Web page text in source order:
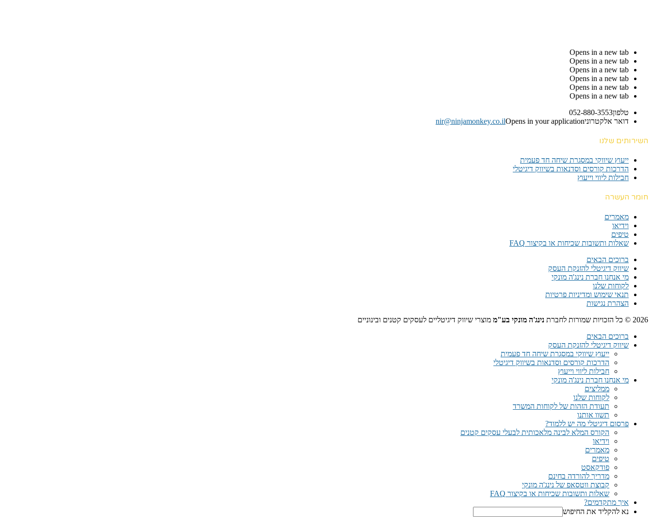
Opens in a new tab
Opens in a new tab
Opens in a new tab
Opens in a new tab
Opens in a new tab
Opens in a new tab
טלפון052-880-3553
דואר אלקטרוני
nir@ninjamonkey.co.ilOpens in your application
השירותים שלנו
ייעוץ שיווקי במסגרת שיחה חד פעמית​
הדרכות קורסים וסדנאות בשיווק דיגיטלי
חבילות ליווי וייעוץ
חומר העשרה
מאמרים
וידיאו
טיפים
שאלות ותשובות שכיחות או בקיצור FAQ
ברוכים הבאים
שיווק דיגיטלי להזנקת העסק
מי אנחנו חברת נינג'ה מונקי
לקוחות שלנו
תנאי שימוש ומדיניות פרטיות
הצהרת נגישות
2026 © כל הזכויות שמורות לחברת
נינג'ה מונקי בע"מ מוצרי שיווק דיגיטליים לעסקים קטנים ובינוניים
ברוכים הבאים
שיווק דיגיטלי להזנקת העסק
ייעוץ שיווקי במסגרת שיחה חד פעמית​
הדרכות קורסים וסדנאות בשיווק דיגיטלי
חבילות ליווי וייעוץ
מי אנחנו חברת נינג'ה מונקי
ממליצים
לקוחות שלנו
תעודת הזהות של לקוחות המשרד
תשוו אותנו
פרסום דיגיטלי מה יש ללמוד?
הקורס המלא לבינה מלאכותית לבעלי עסקים קטנים
וידיאו
מאמרים
טיפים
פודקאסט
מדריך להורדה בחינם
קבוצת ווטסאפ של נינג'ה מונקי​
שאלות ותשובות שכיחות או בקיצור FAQ
איך מתקדמים?
נא להקליד את החיפוש